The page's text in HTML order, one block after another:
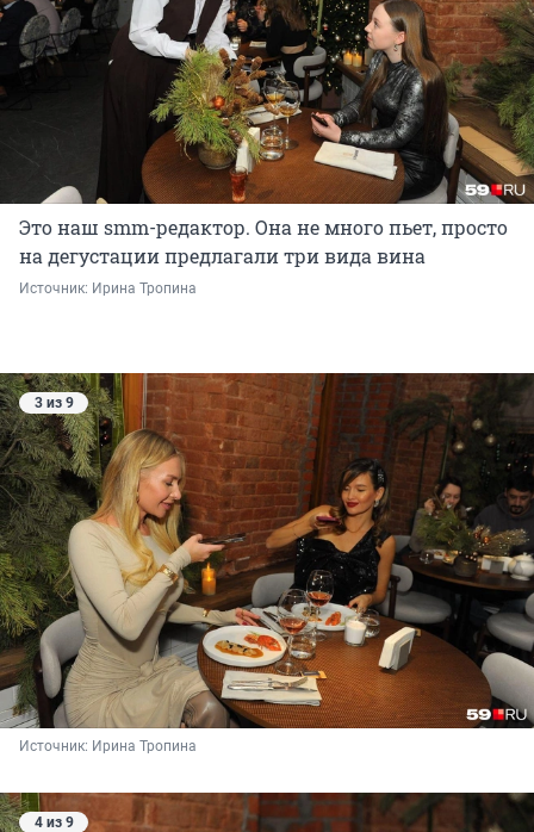
Это наш smm-редактор. Она не много пьет, просто
на дегустации предлагали три вида вина
Источник: Ирина Тропина
3 из 9
Источник: Ирина Тропина
4 из 9